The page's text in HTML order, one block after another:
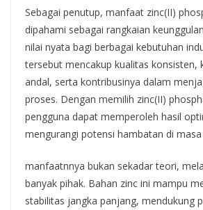
Sebagai penutup, manfaat zinc(II)
dipahami sebagai rangkaian
nilai nyata bagi berbagai kebutuhan
tersebut mencakup kualitas konsisten,
andal, serta kontribusinya dalam
proses. Dengan memilih zinc(II)
pengguna dapat memperoleh hasil
mengurangi potensi hambatan di masa
manfaatnnya bukan sekadar teori,
banyak pihak. Bahan zinc ini mampu
stabilitas jangka panjang, mendukung